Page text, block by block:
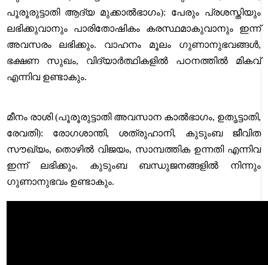
പൂരൂരുട്ടാതി ആദ്യ മുക്കാൽഭാഗം): പേരും പ്രശസ്തിയും
ലഭിക്കുവാനും പാരിതോഷികം കരസ്ഥമാകുവാനും ഇന്ന്
അവസരം ലഭിക്കും. വാഹനം മൂലം ഗുണാനുഭവങ്ങൾ,
ഭക്ഷണ സുഖം, വിദ്യാർത്ഥികളിൽ പഠനത്തിൽ മികവ്
എന്നിവ ഉണ്ടാകും.
മീനം രാശി (പൂരൂരുട്ടാതി അവസാന കാൽഭാഗം, ഉതൃട്ടാതി,
രേവതി): രോഗശാന്തി, ശത്രുഹാനി, കുടുംബ ജീവിത
സൗഖ്യം, തൊഴിൽ വിജയം, സാമ്പത്തിക ഉന്നതി എന്നിവ
ഇന്ന് ലഭിക്കും. കുടുംബ ബന്ധുജനങ്ങളിൽ നിന്നും
ഗുണാനുഭവം ഉണ്ടാകും.